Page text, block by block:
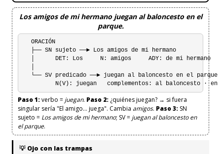
Los amigos de mi hermano juegan al baloncesto en el
parque.
  ORACIÓN
  ├── SN sujeto ──► Los amigos de mi hermano
  │      DET: Los     N: amigos     ADY: de mi hermano
  └── SV predicado ──► juegan al baloncesto en el parque
N(V): juegan   complementos: al baloncesto · en
Paso 1:verbo = juegan. Paso 2: ¿quiénes juegan? → si fuera
singular sería "El amigo... juega". Cambia amigos. Paso 3: SN
sujeto = Los amigos de mi hermano; SV = juegan al baloncesto en
el parque.
💡 Ojo con las trampas